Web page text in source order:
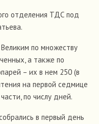
отделения ТДС под
по множеству
а также по
– их в нем 250 (в
на первой седмице
по числу дней.
в первый день